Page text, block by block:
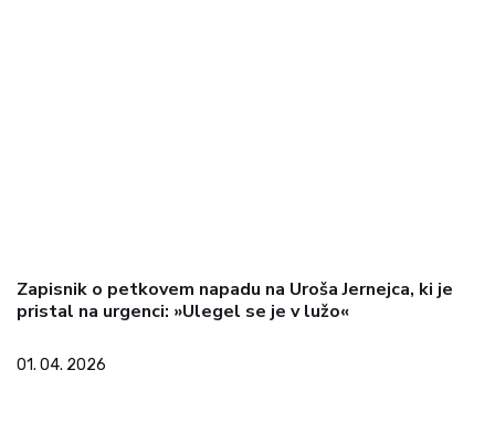
Zapisnik o petkovem napadu na Uroša Jernejca, ki je
pristal na urgenci: »Ulegel se je v lužo«
01. 04. 2026